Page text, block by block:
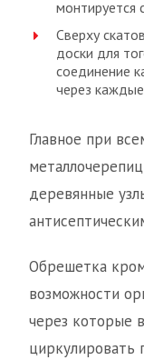
монтируется
Сверху
доски для
соединение
через
Главное при
деревянные
Обрешетка
возможности
через которые
циркулировать